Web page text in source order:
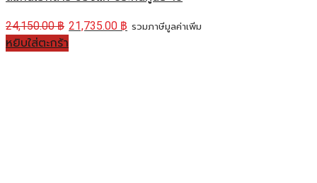
24,150.00฿ 21,735.00 ฿ รวมภาษีมูลค่าเพิ่ม
หยิบใส่ตะกร้า